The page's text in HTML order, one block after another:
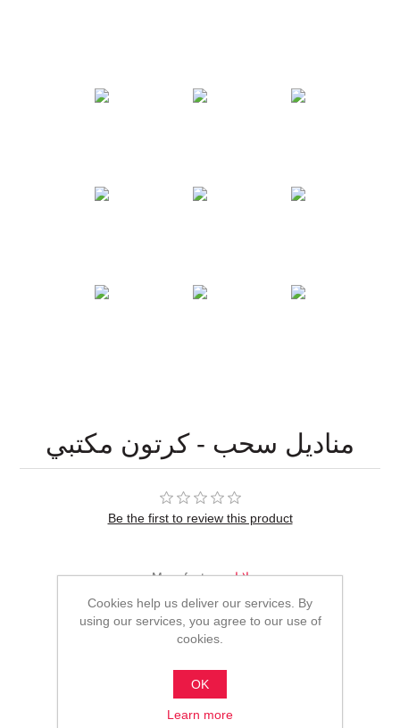
مناديل سحب - كرتون مكتبي
Be the first to review this product
Manufacturer: لانا
Vendor: المصرية العربية للمنتجات الورقية الصحية
Call for pricing
ADD TO CART
Cookies help us deliver our services. By
using our services, you agree to our use of
cookies.
OK
Learn more